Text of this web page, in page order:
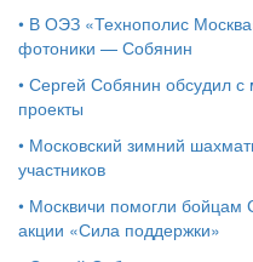
• В ОЭЗ «Технополис
фотоники — Собянин
• Сергей Собянин обсудил с
проекты
• Московский зимний
участников
• Москвичи помогли бойцам
акции «Сила поддержки»